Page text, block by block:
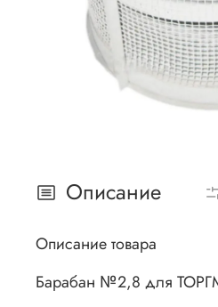
Описание
Описание товара
Барабан №2,8 для